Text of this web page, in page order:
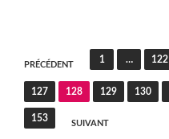
Pagination
des
publications
PRÉCÉDENT
1 … 122
127 128 129 130
153
SUIVANT